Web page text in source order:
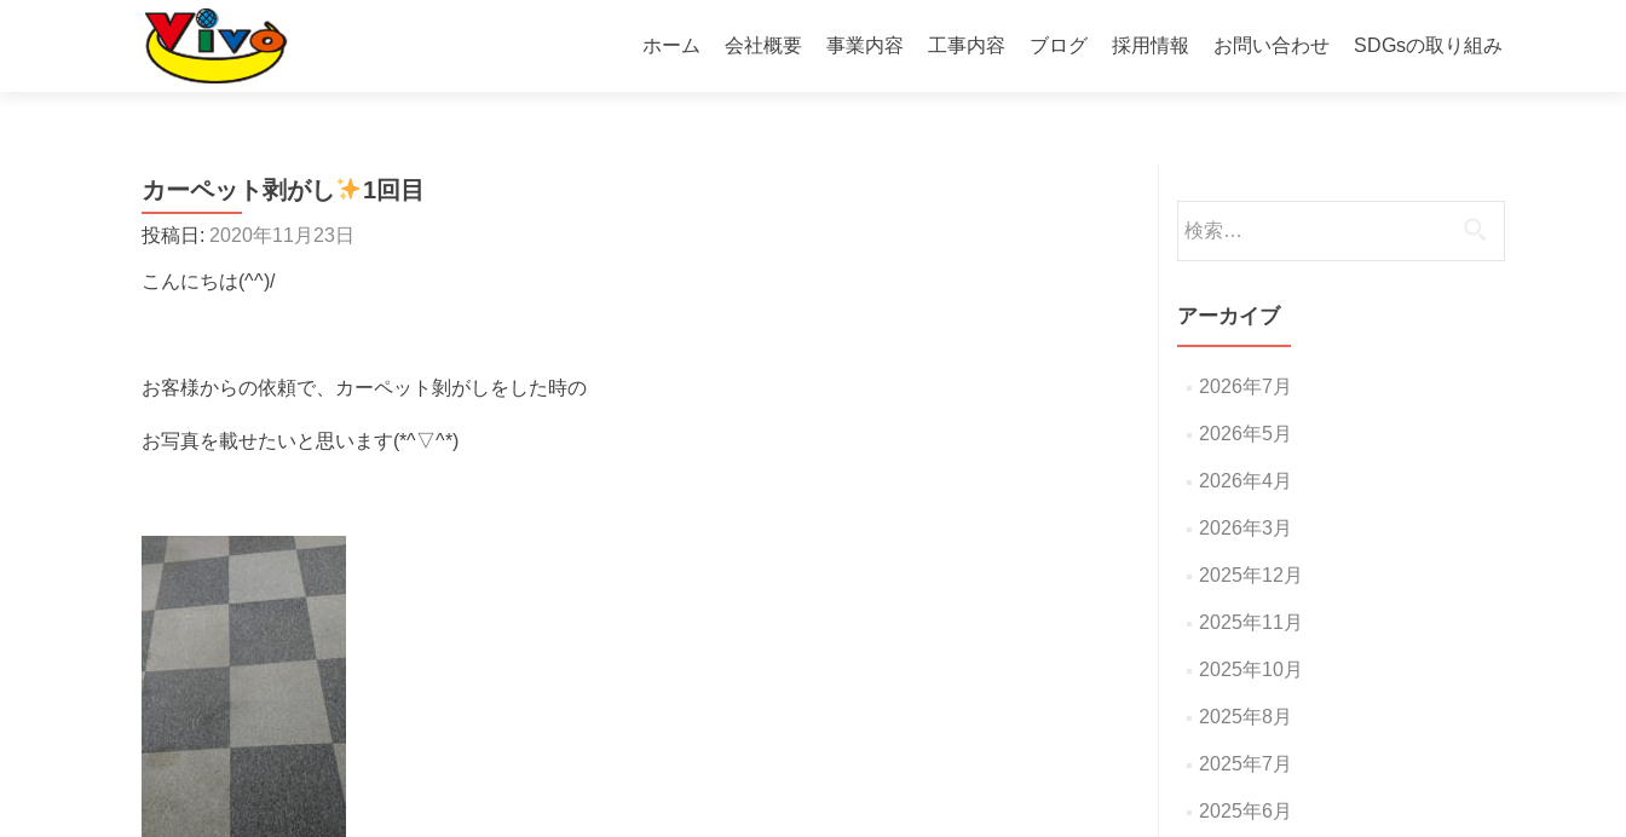
ン
ホーム 会社概要 事業内容 工事内容 ブログ 採用情報 お問い合わせ SDGsの取り組み
カーペット剥がし 1回目
投稿日: 2020年11月23日
こんにちは(^^)/
お客様からの依頼で、カーペット剝がしをした時の
お写真を載せたいと思います(*^▽^*)
索:
アーカイブ
2026年7月
2026年5月
2026年4月
2026年3月
2025年12月
2025年11月
2025年10月
2025年8月
2025年7月
2025年6月